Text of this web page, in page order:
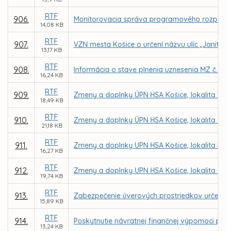
906. RTF
14,08 KB
Monitorovacia správa programového
907. RTF
13,17 KB
VZN mesta Košice o určení názvu ulíc
908. RTF
16,24 KB
Informácia o stave plnenia uznesenia MZ č.
909. RTF
18,49 KB
Zmeny a doplnky ÚPN HSA Košice, lokalita
910. RTF
21,18 KB
Zmeny a doplnky ÚPN HSA Košice, lokalita
911. RTF
16,27 KB
Zmeny a doplnky UPN HSA Košice, lokalita
912. RTF
19,74 KB
Zmeny a doplnky UPN HSA Košice, lokalita
913. RTF
15,89 KB
Zabezpečenie úverových prostriedkov
914. RTF
13,24 KB
Poskytnutie návratnej finančnej výpomoci pre